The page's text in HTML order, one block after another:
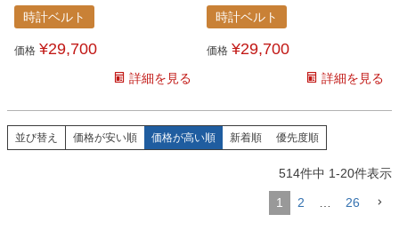
時計ベルト
価格 ¥29,700
詳細を見る
時計ベルト
価格 ¥29,700
詳細を見る
並び替え 価格が安い順 価格が高い順 新着順 優先度順
514件中 1-20件表示
1 2 26